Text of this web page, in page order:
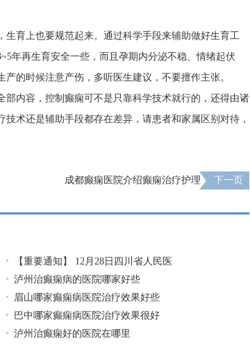
育上也要规范起来。通过科学手段来辅助做好生育工
年再生育安全一些，而且孕期内分泌不稳、情绪起伏
的时候注意产伤，多听医生建议，不要擅作主张。
部内容，控制癫痫可不是只靠科学技术就行的，还得由诸
术还是辅助手段都存在差异，请患者和家属区别对待，
成都癫痫医院介绍癫痫治疗护理 下一页
【重要通知】 12月28日四川省人民医
泸州治癫痫病的医院哪家好些
眉山哪家癫痫病医院治疗效果好些
巴中哪家癫痫病医院治疗效果很好
泸州治癫痫好的医院在哪里